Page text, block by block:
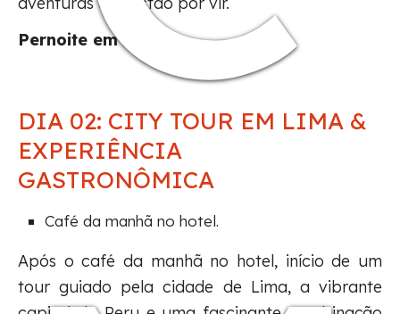
Pernoite em Lima.
DIA 02: CITY TOUR EM LIMA &
EXPERIÊNCIA
GASTRONÔMICA
Café da manhã no hotel.
Após o café da manhã no hotel, início de um
tour guiado pela cidade de Lima, a vibrante